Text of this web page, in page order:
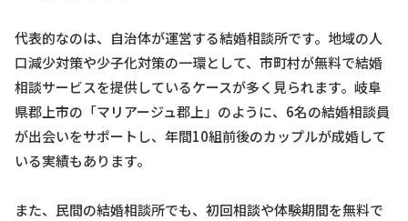
代表的なのは、自治体が運営する結婚相談所です。地域の人
口減少対策や少子化対策の一環として、市町村が無料で結婚
相談サービスを提供しているケースが多く見られます。岐阜
県郡上市の「マリアージュ郡上」のように、6名の結婚相談員
が出会いをサポートし、年間10組前後のカップルが成婚して
いる実績もあります。
また、民間の結婚相談所でも、初回相談や体験期間を無料で